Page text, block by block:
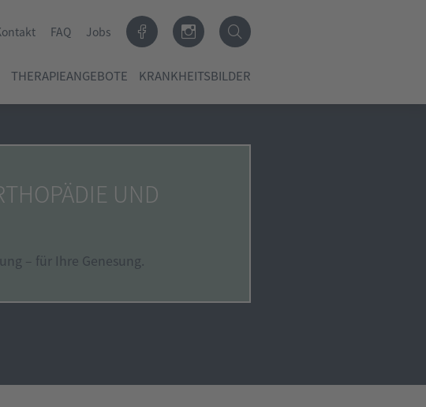
FAQ Jobs
THERAPIEANGEBOTE KRANKHEITSBILDER
UND
– für Ihre Genesung.